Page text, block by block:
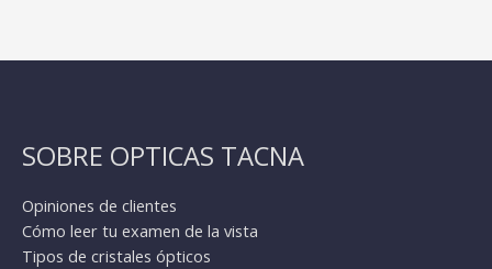
SOBRE OPTICAS TACNA
Opiniones de clientes
Cómo leer tu examen de la vista
Tipos de cristales ópticos